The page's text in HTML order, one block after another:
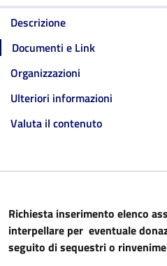
Descrizione
Documenti e Link
Organizzazioni
Ulteriori informazioni
Valuta il contenuto
Richiesta inserimento elenco
interpellare per eventuale
seguito di sequestri o